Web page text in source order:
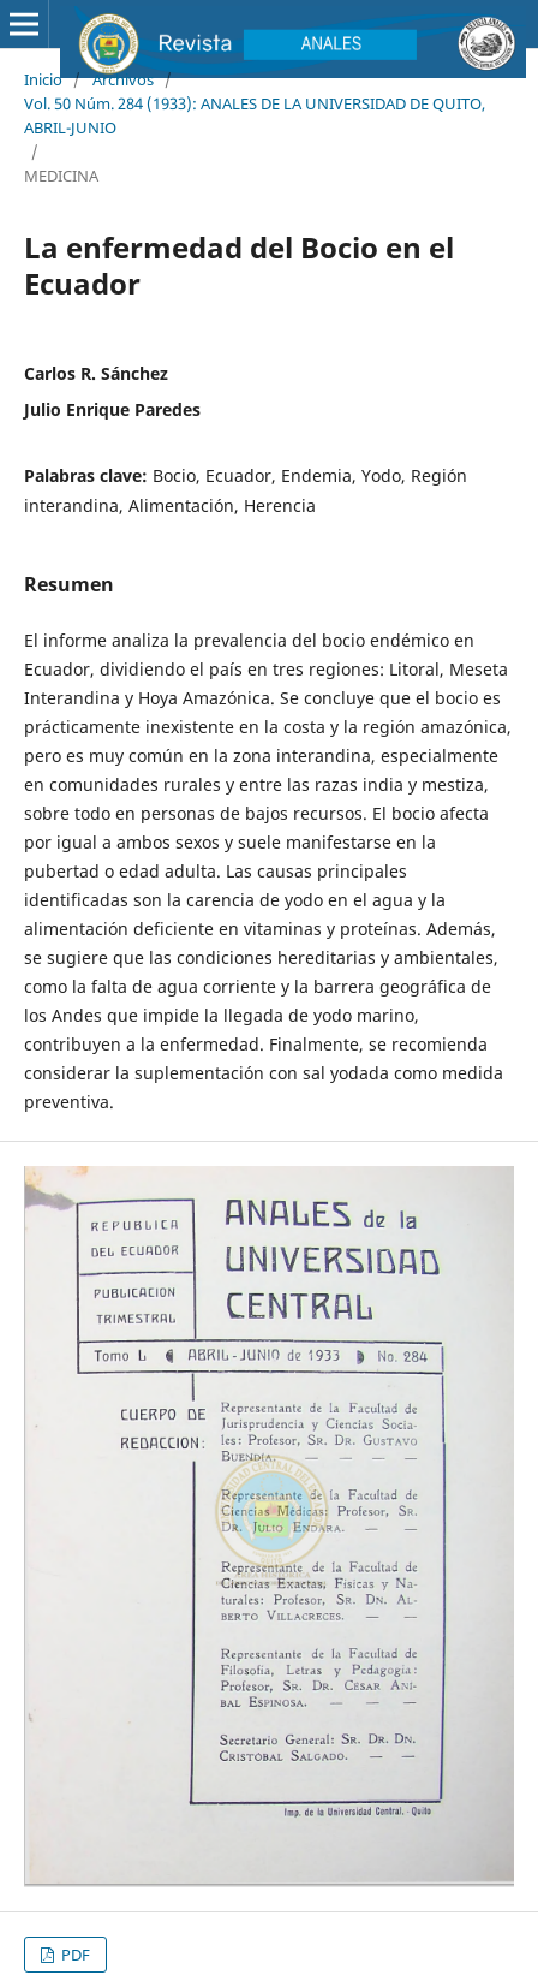
Inicio / Archivos /
Vol. 50 Núm. 284 (1933): ANALES DE LA UNIVERSIDAD DE QUITO,
ABRIL-JUNIO
/
MEDICINA
La enfermedad del Bocio en el
Ecuador
Carlos R. Sánchez
Julio Enrique Paredes
Palabras clave: Bocio, Ecuador, Endemia, Yodo, Región
interandina, Alimentación, Herencia
Resumen
El informe analiza la prevalencia del bocio endémico en
Ecuador, dividiendo el país en tres regiones: Litoral, Meseta
Interandina y Hoya Amazónica. Se concluye que el bocio es
prácticamente inexistente en la costa y la región amazónica,
pero es muy común en la zona interandina, especialmente
en comunidades rurales y entre las razas india y mestiza,
sobre todo en personas de bajos recursos. El bocio afecta
por igual a ambos sexos y suele manifestarse en la
pubertad o edad adulta. Las causas principales
identificadas son la carencia de yodo en el agua y la
alimentación deficiente en vitaminas y proteínas. Además,
se sugiere que las condiciones hereditarias y ambientales,
como la falta de agua corriente y la barrera geográfica de
los Andes que impide la llegada de yodo marino,
contribuyen a la enfermedad. Finalmente, se recomienda
considerar la suplementación con sal yodada como medida
preventiva.
PDF